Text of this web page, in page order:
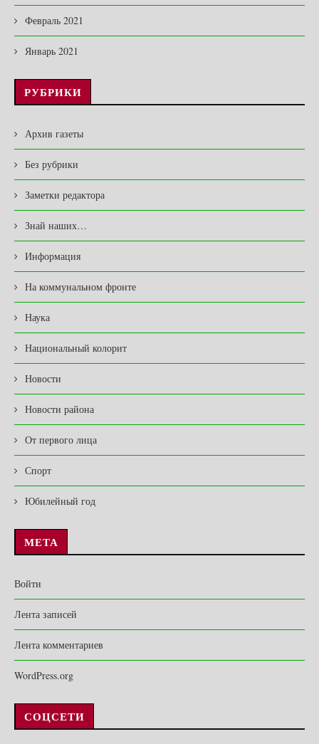
Февраль 2021
Январь 2021
РУБРИКИ
Архив газеты
Без рубрики
Заметки редактора
Знай наших…
Информация
На коммунальном фронте
Наука
Национальный колорит
Новости
Новости района
От первого лица
Спорт
Юбилейный год
МЕТА
Войти
Лента записей
Лента комментариев
WordPress.org
СОЦСЕТИ